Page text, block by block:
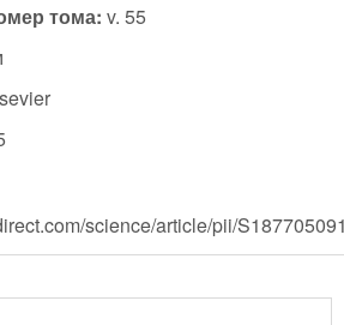
тома: v. 55
science/article/pii/